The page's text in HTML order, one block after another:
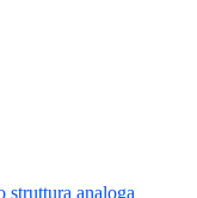
analoga